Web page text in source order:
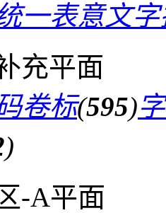
一表意文
充平面
卷标(595)
)
-A平面